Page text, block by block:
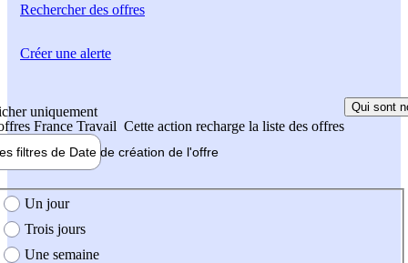
Rechercherdes offres
uniquement
France Travail Cette action recharge la liste des offres
Qui sont
filtres de Date de création de l'offre
création de l'offre
Un jour
Trois jours
Une semaine
Créer une alerte